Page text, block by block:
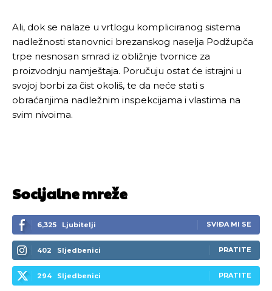
Ovim putem želimo da vam se zahvalimo što ste
odlučili da pustite Vašu priču da živi, Redakcija
[wpuf_form id=”7463”]
Ovim putem želimo da vam se zahvalimo što ste
odlučili da pustite Vašu priču da živi, Redakcija
[wpuf_form id=”7463”]
Ali, dok se nalaze u vrtlogu kompliciranog sistema
nadležnosti stanovnici brezanskog naselja Podžupča
trpe nesnosan smrad iz obližnje tvornice za
proizvodnju namještaja. Poručuju ostat će istrajni u
svojoj borbi za čist okoliš, te da neće stati s
obraćanjima nadležnim inspekcijama i vlastima na
svim nivoima.
Socijalne mreže
6,325 Ljubitelji SVIĐA MI SE
402 Sljedbenici PRATITE
294 Sljedbenici PRATITE